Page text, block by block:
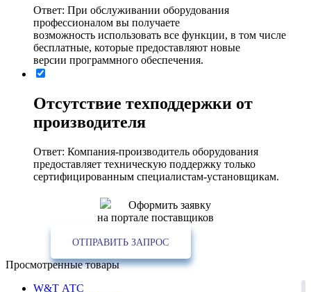
Ответ: При обслуживании оборудования
профессионалом вы получаете
возможность использовать все функции, в том числе
бесплатные, которые предоставляют новые
версии программного обеспечения.
Отсутствие техподдержки от
производителя
Ответ: Компания-производитель оборудования
предоставляет техническую поддержку только
сертифицированным специалистам-установщикам.
Оформить заявку
на портале поставщиков
ОТПРАВИТЬ ЗАПРОС
Просмотренные товары
W&T АТС